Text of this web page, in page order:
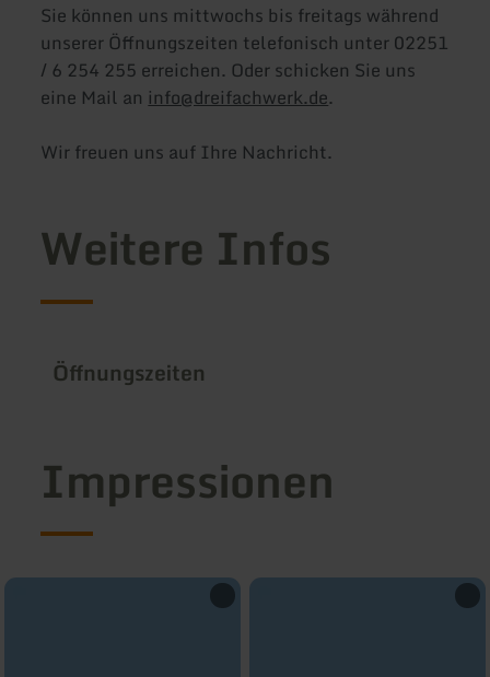
Sie können uns mittwochs bis freitags während
unserer Öffnungszeiten telefonisch unter 02251
/ 6 254 255 erreichen. Oder schicken Sie uns
eine Mail aninfo@dreifachwerk.de.
Wir freuen uns auf Ihre Nachricht.
Weitere Infos
Öffnungszeiten
Impressionen